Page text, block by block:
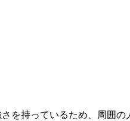
を持っているため、周囲